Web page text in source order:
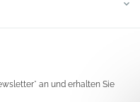
an und erhalten Sie